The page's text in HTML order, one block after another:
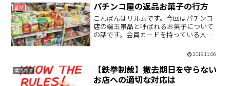
昔話 パチンコ屋の返品お菓子の行方
こんばんはリルムです。今回はパチンコ
店の端玉景品と呼ばれるお菓子について
の話です。会員カードを持っている人は
いと思うんですが、現金投資でレシート
をカウンターに持っていく人は、特殊景
品にならない端数を駄菓子…
2019.11.06
業界ネタ
【鉄拳制裁】撤去期日を守らない
お店への適切な対応は